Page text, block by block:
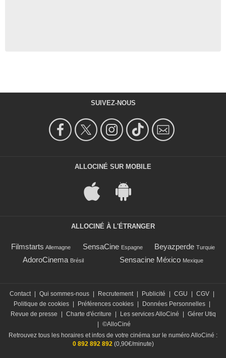
SUIVEZ-NOUS
ALLOCINÉ SUR MOBILE
ALLOCINÉ À L'ÉTRANGER
Filmstarts Allemagne SensaCine Espagne Beyazperde Turquie
AdoroCinema Brésil Sensacine México Mexique
Contact Qui sommes-nous Recrutement Publicité CGU CGV
Politique de cookies
Préférences cookies Données Personnelles
Revue de presse
Charte d'écriture Les services AlloCiné
Gérer Utiq
©AlloCiné
Retrouvez tous les horaires et infos de votre cinéma sur le numéro AlloCiné :
0 892 892 892(0,90€/minute)